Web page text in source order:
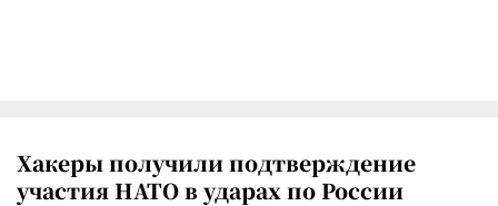
Хакеры получили подтверждение
участия НАТО в ударах по России